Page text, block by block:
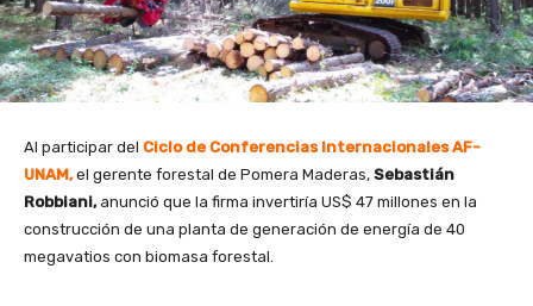
Al participar del Ciclo de Conferencias Internacionales AF-
UNAM,el gerente forestal de Pomera Maderas, Sebastián
Robbiani,anunció que la firma invertiría US$ 47 millones en la
construcción de una planta de generación de energía de 40
megavatios con biomasa forestal.